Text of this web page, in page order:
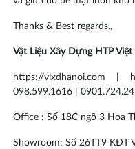
Thanks & Best regards.,
Vật Liệu Xây Dựng HTP Việt
https://vlxdhanoi.com |
098.599.1616 |
Office : Số 18C ngõ 3 Hoa
Showroom: Số 26TT9 KĐT